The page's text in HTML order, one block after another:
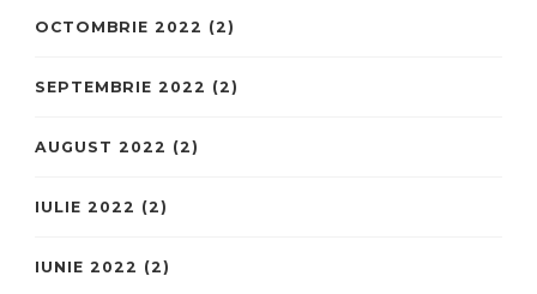
OCTOMBRIE 2022 (2)
SEPTEMBRIE 2022 (2)
AUGUST 2022 (2)
IULIE 2022 (2)
IUNIE 2022 (2)